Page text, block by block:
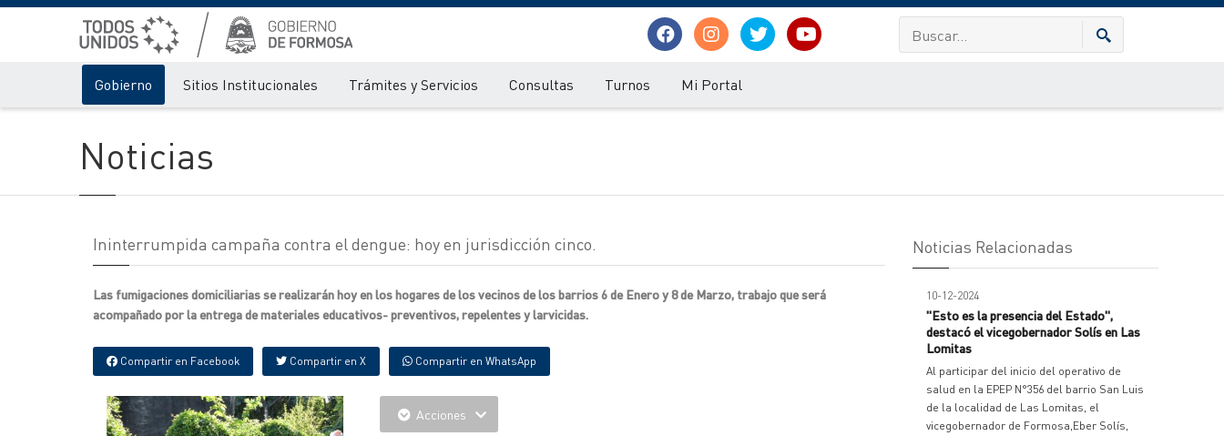
Gobierno Sitios Institucionales Trámites y Servicios Consultas Turnos Mi Portal
Noticias
Ininterrumpida campaña contra el dengue: hoy en jurisdicción cinco.
Las fumigaciones domiciliarias se realizarán hoy en los hogares de los vecinos de los barrios 6 de Enero y 8 de Marzo, trabajo que será
acompañado por la entrega de materiales educativos- preventivos, repelentes y larvicidas.
Compartir en Facebook Compartir en X Compartir en WhatsApp
Acciones
Noticias Relacionadas
10-12-2024
"Esto es la presencia del Estado",
destacó el vicegobernador Solís en Las
Lomitas
Al participar del inicio del operativo de
salud en la EPEP N°356 del barrio San Luis
de la localidad de Las Lomitas, el
vicegobernador de Formosa,Eber Solís,